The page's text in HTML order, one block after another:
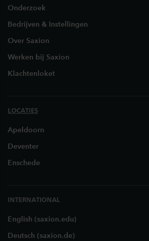
Onderzoek
Bedrijven & Instellingen
Over Saxion
Werken bij Saxion
Klachtenloket
LOCATIES
Apeldoorn
Deventer
Enschede
INTERNATIONAL
English (saxion.edu)
Deutsch (saxion.de)